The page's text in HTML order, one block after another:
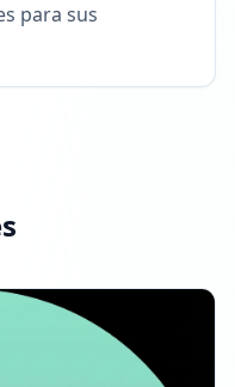
para sus